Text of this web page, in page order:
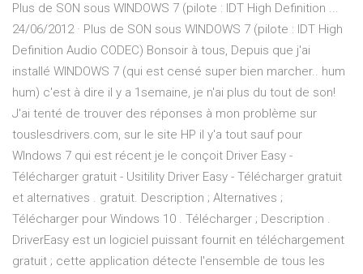
Plus de SON sous WINDOWS 7 (pilote : IDT High Definition ...
24/06/2012 · Plus de SON sous WINDOWS 7 (pilote : IDT High
Definition Audio CODEC) Bonsoir à tous, Depuis que j'ai
installé WINDOWS 7 (qui est censé super bien marcher.. hum
hum) c'est à dire il y a 1semaine, je n'ai plus du tout de son!
J'ai tenté de trouver des réponses à mon problème sur
touslesdrivers.com, sur le site HP il y'a tout sauf pour
WIndows 7 qui est récent je le conçoit Driver Easy -
Télécharger gratuit - Usitility Driver Easy - Télécharger gratuit
et alternatives . gratuit. Description ; Alternatives ;
Télécharger pour Windows 10 . Télécharger ; Description .
DriverEasy est un logiciel puissant fournit en téléchargement
gratuit ; cette application détecte l'ensemble de tous les